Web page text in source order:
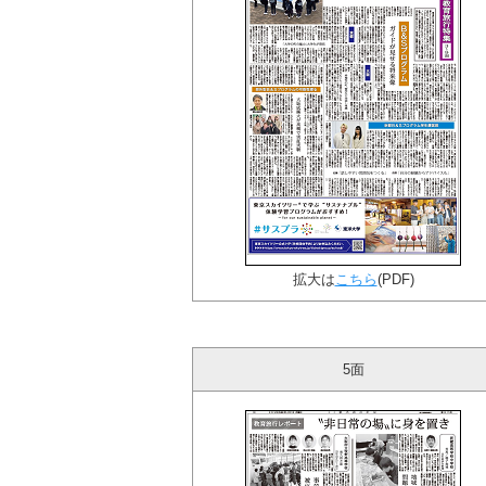
拡大はこちら(PDF)
5面